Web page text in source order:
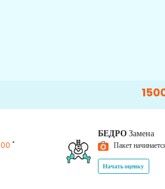
*
БЕДРОЗамена
Пакет
Начать оценку